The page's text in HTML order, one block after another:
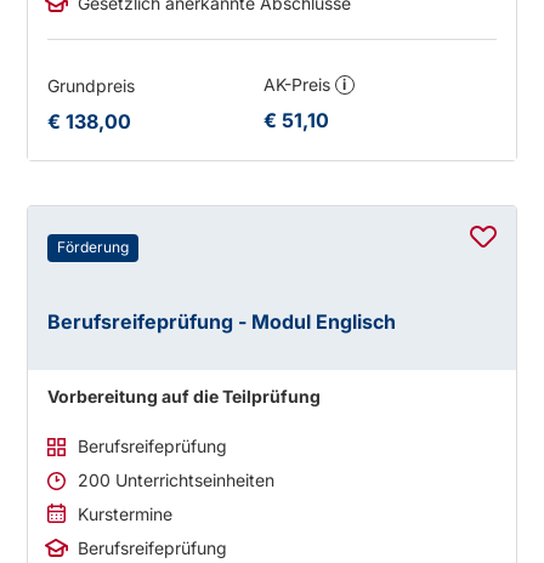
Grundpreis
€ 138,00
AK-Preis i
€ 51,10
Förderung
Berufsreifeprüfung - Modul Englisch
Vorbereitung auf die Teilprüfung
Berufsreifeprüfung
200 Unterrichtseinheiten
Kurstermine
Berufsreifeprüfung